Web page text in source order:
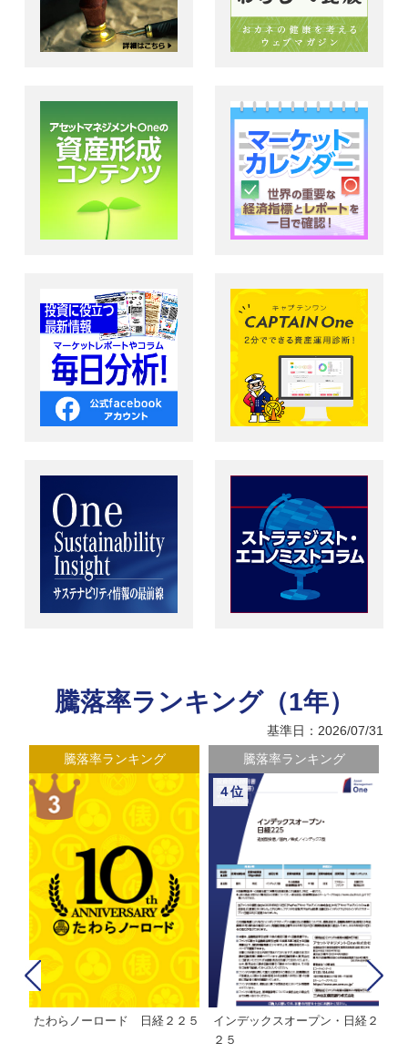
騰落率ランキング（1年）
基準日：2026/07/31
騰落率ランキング
たわらノーロード 日経２２５
騰落率ランキング
４位
インデックスオープン・日経２
２５